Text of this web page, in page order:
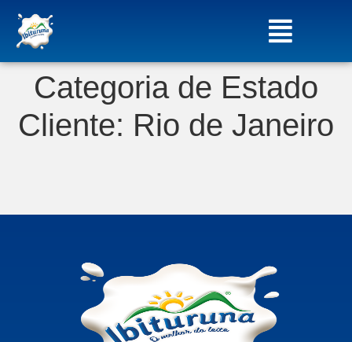
Categoria de Estado
Cliente: Rio de Janeiro